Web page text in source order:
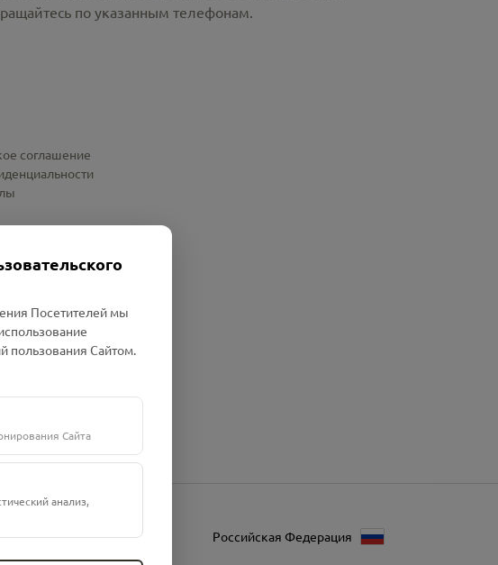
по указанным телефонам.
соглашение
Российская Федерация
Посетителей мы
пользования Сайтом.
Сайта
анализ,